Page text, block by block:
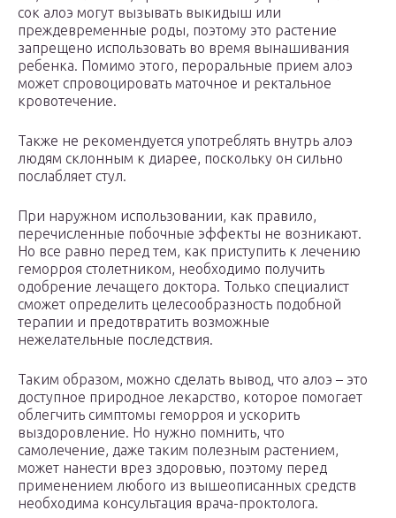
сок алоэ могут вызывать выкидыш или
преждевременные роды, поэтому это растение
запрещено использовать во время вынашивания
ребенка. Помимо этого, пероральные прием алоэ
может спровоцировать маточное и ректальное
кровотечение.
Также не рекомендуется употреблять внутрь алоэ
людям склонным к диарее, поскольку он сильно
послабляет стул.
При наружном использовании, как правило,
перечисленные побочные эффекты не возникают.
Но все равно перед тем, как приступить к лечению
геморроя столетником, необходимо получить
одобрение лечащего доктора. Только специалист
сможет определить целесообразность подобной
терапии и предотвратить возможные
нежелательные последствия.
Таким образом, можно сделать вывод, что алоэ – это
доступное природное лекарство, которое помогает
облегчить симптомы геморроя и ускорить
выздоровление. Но нужно помнить, что
самолечение, даже таким полезным растением,
может нанести врез здоровью, поэтому перед
применением любого из вышеописанных средств
необходима консультация врача-проктолога.